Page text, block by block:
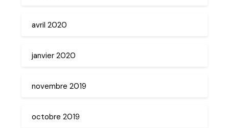
avril 2020
janvier 2020
novembre 2019
octobre 2019